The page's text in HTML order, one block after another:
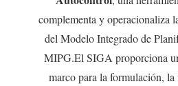
complementa y operacionaliza
del Modelo Integrado de
MIPG.El SIGA proporciona
marco para la formulación,